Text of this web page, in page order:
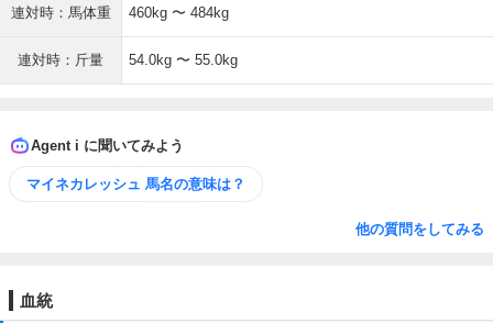
連対時：馬体重 460kg 〜 484kg
連対時：斤量 54.0kg 〜 55.0kg
Agent i に聞いてみよう
マイネカレッシュ 馬名の意味は？
他の質問をしてみる
血統